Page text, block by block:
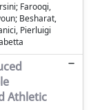
Farooqi,
Besharat,
Pierluigi
Athletic